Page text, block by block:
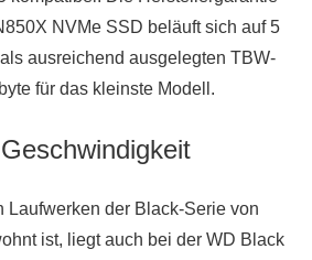
NVMe SSD beläuft sich auf 5
ausreichend ausgelegten TBW-
für das kleinste Modell.
Laufwerken der Black-Serie von
ist, liegt auch bei der WD Black